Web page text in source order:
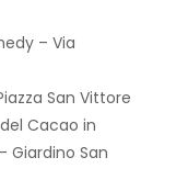
– Via
San Vittore
Cacao in
Giardino San